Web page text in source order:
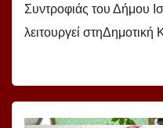
Συντροφιάς του Δήμου
λειτουργεί